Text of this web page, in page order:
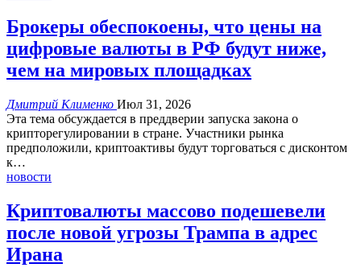
Брокеры обеспокоены, что цены на
цифровые валюты в РФ будут ниже,
чем на мировых площадках
Дмитрий Клименко Июл 31, 2026
Эта тема обсуждается в преддверии запуска закона о
крипторегулировании в стране. Участники рынка
предположили, криптоактивы будут торговаться с дисконтом
к…
новости
Криптовалюты массово подешевели
после новой угрозы Трампа в адрес
Ирана